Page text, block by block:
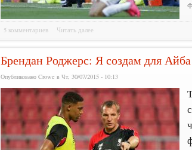
5 комментариев Читать далее
Брендан Роджерс: Я создам для Айба
Опубликовано Crowe в Чт, 30/07/2015 - 10:13